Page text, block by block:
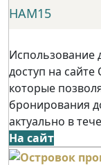
НАМ15
Использование
доступ на
которые
бронирования
актуально в
На сайт